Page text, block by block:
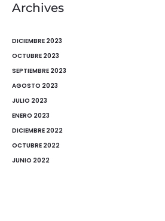
Archives
DICIEMBRE 2023
OCTUBRE 2023
SEPTIEMBRE 2023
AGOSTO 2023
JULIO 2023
ENERO 2023
DICIEMBRE 2022
OCTUBRE 2022
JUNIO 2022